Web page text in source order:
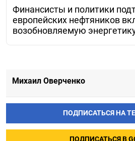
Финансисты и политики
европейских нефтяников
возобновляемую
Михаил Оверченко
ПОДПИСАТЬСЯ НА
ПОДПИСАТЬСЯ В